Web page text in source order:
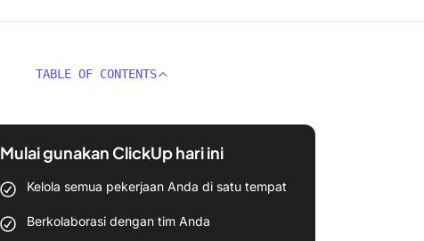
TABLE OF CONTENTS
Mulai gunakan ClickUp hari ini
Kelola semua pekerjaan Anda di satu tempat
Berkolaborasi dengan tim Anda